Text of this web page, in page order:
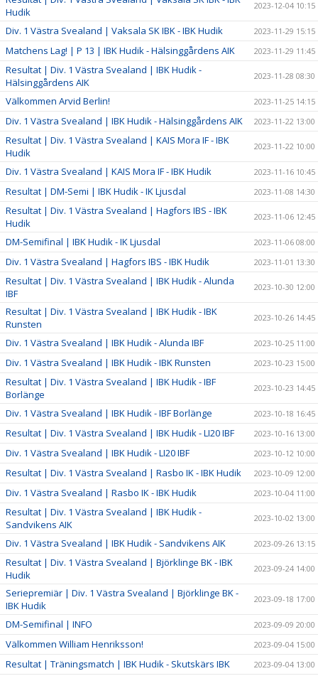
Hudik
2023-12-04 10:15
Div. 1 Västra Svealand | Vaksala SK IBK - IBK Hudik 2023-11-29 15:15
Matchens Lag! | P 13 | IBK Hudik - Hälsinggårdens AIK 2023-11-29 11:45
Resultat | Div. 1 Västra Svealand | IBK Hudik -
Hälsinggårdens AIK
2023-11-28 08:30
Välkommen Arvid Berlin! 2023-11-25 14:15
Div. 1 Västra Svealand | IBK Hudik - Hälsinggårdens AIK 2023-11-22 13:00
Resultat | Div. 1 Västra Svealand | KAIS Mora IF - IBK
Hudik
2023-11-22 10:00
Div. 1 Västra Svealand | KAIS Mora IF - IBK Hudik 2023-11-16 10:45
Resultat | DM-Semi | IBK Hudik - IK Ljusdal 2023-11-08 14:30
Resultat | Div. 1 Västra Svealand | Hagfors IBS - IBK
Hudik
2023-11-06 12:45
DM-Semifinal | IBK Hudik - IK Ljusdal 2023-11-06 08:00
Div. 1 Västra Svealand | Hagfors IBS - IBK Hudik 2023-11-01 13:30
Resultat | Div. 1 Västra Svealand | IBK Hudik - Alunda
IBF
2023-10-30 12:00
Resultat | Div. 1 Västra Svealand | IBK Hudik - IBK
Runsten
2023-10-26 14:45
Div. 1 Västra Svealand | IBK Hudik - Alunda IBF 2023-10-25 11:00
Div. 1 Västra Svealand | IBK Hudik - IBK Runsten 2023-10-23 15:00
Resultat | Div. 1 Västra Svealand | IBK Hudik - IBF
Borlänge
2023-10-23 14:45
Div. 1 Västra Svealand | IBK Hudik - IBF Borlänge 2023-10-18 16:45
Resultat | Div. 1 Västra Svealand | IBK Hudik - LI20 IBF 2023-10-16 13:00
Div. 1 Västra Svealand | IBK Hudik - LI20 IBF 2023-10-12 10:00
Resultat | Div. 1 Västra Svealand | Rasbo IK - IBK Hudik 2023-10-09 12:00
Div. 1 Västra Svealand | Rasbo IK - IBK Hudik 2023-10-04 11:00
Resultat | Div. 1 Västra Svealand | IBK Hudik -
Sandvikens AIK
2023-10-02 13:00
Div. 1 Västra Svealand | IBK Hudik - Sandvikens AIK 2023-09-26 13:15
Resultat | Div. 1 Västra Svealand | Björklinge BK - IBK
Hudik
2023-09-24 14:00
Seriepremiär | Div. 1 Västra Svealand | Björklinge BK -
IBK Hudik
2023-09-18 17:00
DM-Semifinal | INFO 2023-09-09 20:00
Välkommen William Henriksson! 2023-09-04 15:00
Resultat | Träningsmatch | IBK Hudik - Skutskärs IBK 2023-09-04 13:00